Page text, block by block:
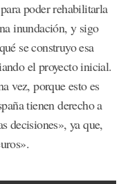
poder rehabilitarla
inundación, y sigo
se construyo esa
el proyecto inicial.
vez, porque esto es
tienen derecho a
decisiones», ya que,